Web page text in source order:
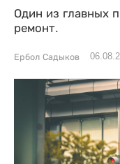
Один из главных
ремонт.
Ербол Садыков